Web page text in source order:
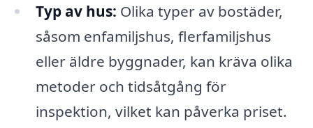
Typ av hus: Olika typer av bostäder,
såsom enfamiljshus, flerfamiljshus
eller äldre byggnader, kan kräva olika
metoder och tidsåtgång för
inspektion, vilket kan påverka priset.